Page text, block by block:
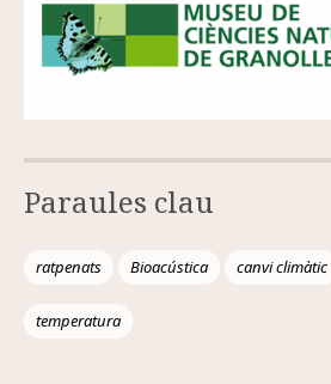
Paraules clau
ratpenats Bioacústica canvi climàtic
temperatura